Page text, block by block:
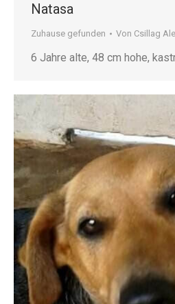
Natasa
Zuhause gefunden Von Csillag
6 Jahre alte, 48 cm hohe,